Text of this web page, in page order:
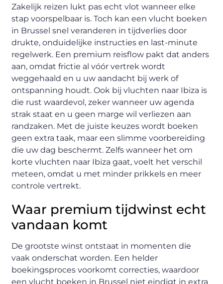
Zakelijk reizen lukt pas echt vlot wanneer elke
stap voorspelbaar is. Toch kan een vlucht boeken
in Brussel snel veranderen in tijdverlies door
drukte, onduidelijke instructies en last-minute
regelwerk. Een premium reisflow pakt dat anders
aan, omdat frictie al vóór vertrek wordt
weggehaald en u uw aandacht bij werk of
ontspanning houdt. Ook bij vluchten naar Ibiza is
die rust waardevol, zeker wanneer uw agenda
strak staat en u geen marge wil verliezen aan
randzaken. Met de juiste keuzes wordt boeken
geen extra taak, maar een slimme voorbereiding
die uw dag beschermt. Zelfs wanneer het om
korte vluchten naar Ibiza gaat, voelt het verschil
meteen, omdat u met minder prikkels en meer
controle vertrekt.
Waar premium tijdwinst echt
vandaan komt
De grootste winst ontstaat in momenten die
vaak onderschat worden. Een helder
boekingsproces voorkomt correcties, waardoor
een vlucht boeken in Brussel niet eindigt in extra